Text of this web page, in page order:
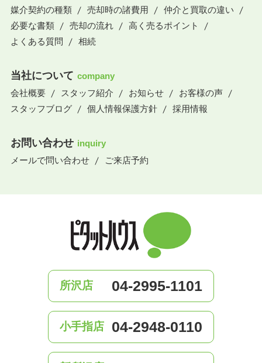
媒介契約の種類
売却時の諸費用
仲介と買取の違い
必要な書類
売却の流れ
高く売るポイント
よくある質問
相続
当社について company
会社概要
スタッフ紹介 お知らせ
お客様の声
スタッフブログ
個人情報保護方針 採用情報
お問い合わせ inquiry
メールで問い合わせ
ご来店予約
所沢店 04-2995-1101
小手指店 04-2948-0110